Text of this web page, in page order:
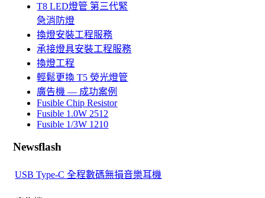
T8 LED燈管 第三代緊
急消防燈
換燈安裝工程服務
承接燈具安裝工程服務
換燈工程
輕鬆更換 T5 熒光燈管
廣告機 — 成功案例
Fusible Chip Resistor
Fusible 1.0W 2512
Fusible 1/3W 1210
Newsflash
USB Type-C 全程數碼無損音樂耳機